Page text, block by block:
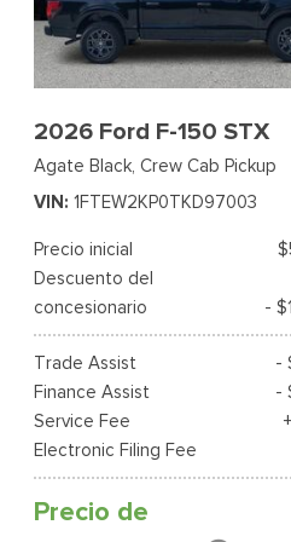
2026 Ford F-150 STX
Agate Black, Crew Cab Pickup
VIN
1FTEW2KP0TKD97003
Precio inicial
Descuento del
concesionario
-
Trade Assist
-
Finance Assist
-
Service Fee
Electronic Filing Fee
Precio de